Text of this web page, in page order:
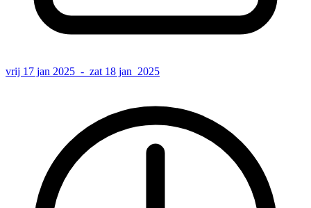
vrij 17 jan 2025 - zat 18 jan 2025